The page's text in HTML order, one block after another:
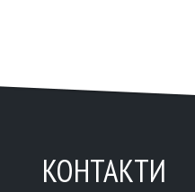
КОНТАКТИ